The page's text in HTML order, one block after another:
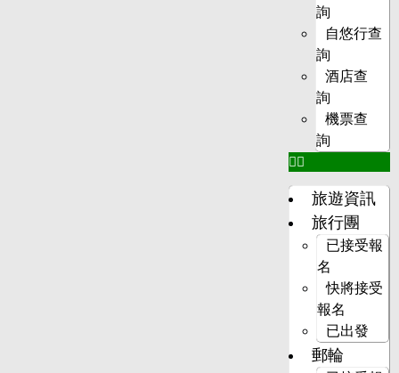
詢
自悠行查
詢
酒店查
詢
機票查
詢
旅遊資訊
旅行團
已接受報
名
快將接受
報名
已出發
郵輪